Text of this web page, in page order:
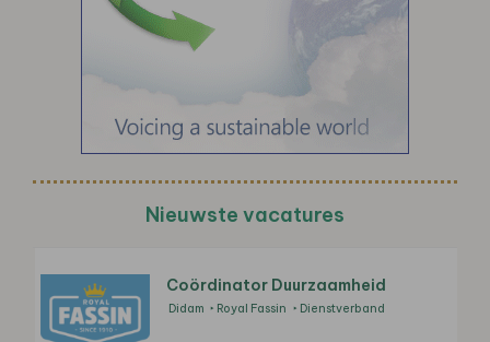
Nieuwste vacatures
Coördinator Duurzaamheid
Didam Royal Fassin Dienstverband